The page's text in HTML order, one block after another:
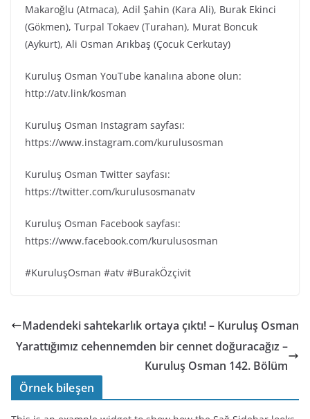
Makaroğlu (Atmaca), Adil Şahin (Kara Ali), Burak Ekinci
(Gökmen), Turpal Tokaev (Turahan), Murat Boncuk
(Aykurt), Ali Osman Arıkbaş (Çocuk Cerkutay)
Kuruluş Osman YouTube kanalına abone olun:
http://atv.link/kosman
Kuruluş Osman Instagram sayfası:
https://www.instagram.com/kurulusosman
Kuruluş Osman Twitter sayfası:
https://twitter.com/kurulusosmanatv
Kuruluş Osman Facebook sayfası:
https://www.facebook.com/kurulusosman
#KuruluşOsman #atv #BurakÖzçivit
Madendeki sahtekarlık ortaya çıktı! – Kuruluş Osman
Yarattığımız cehennemden bir cennet doğuracağız –
Kuruluş Osman 142. Bölüm
Örnek bileşen